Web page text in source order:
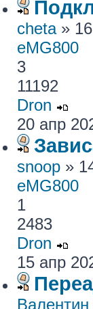
cheta»
eMG800
3
11192
Dron
20 апр
snoop »
eMG800
1
2483
Dron
15 апр
Валентин